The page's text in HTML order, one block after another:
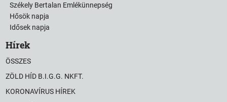
Székely Bertalan Emlékünnepség
Hősök napja
Idősek napja
Hírek
ÖSSZES
ZÖLD HÍD B.I.G.G. NKFT.
KORONAVÍRUS HÍREK